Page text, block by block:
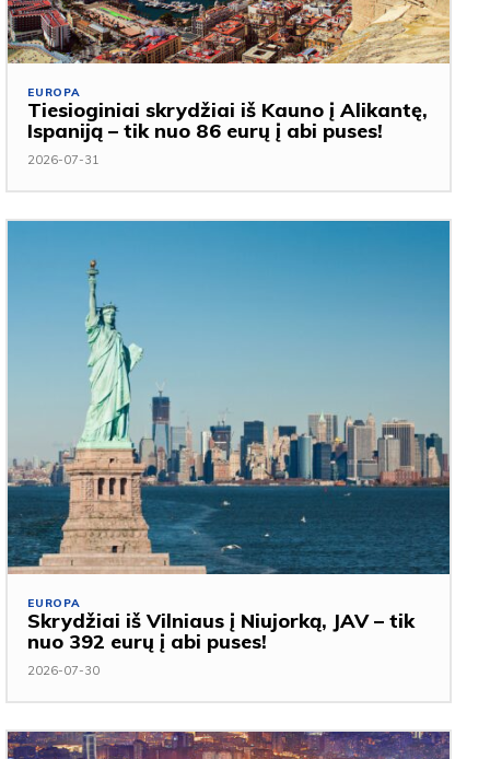
EUROPA
Tiesioginiai skrydžiai iš Kauno į Alikantę,
Ispaniją – tik nuo 86 eurų į abi puses!
2026-07-31
EUROPA
Skrydžiai iš Vilniaus į Niujorką, JAV – tik
nuo 392 eurų į abi puses!
2026-07-30